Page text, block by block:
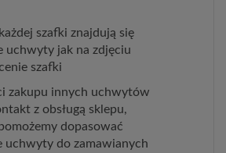
szafki znajdują się
uchwyty jak na zdjęciu
szafki
zakupu innych uchwytów
z obsługą sklepu,
dopasować
uchwyty do zamawianych